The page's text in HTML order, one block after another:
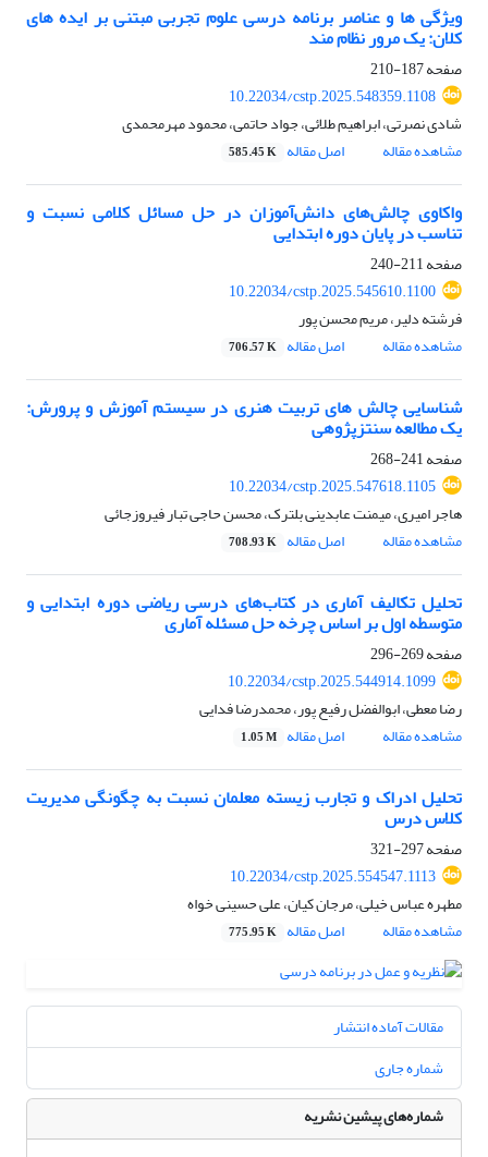
ویژگی ها و عناصر برنامه درسی علوم تجربی مبتنی بر ایده های
کلان: یک مرور نظام مند
صفحه187-210
10.22034/cstp.2025.548359.1108
شادی نصرتی، ابراهیم طلائی، جواد حاتمی، محمود مهرمحمدی
مشاهده مقاله
اصل مقاله 585.45 K
واکاوی چالش‌های دانش‌آموزان در حل مسائل کلامی نسبت و
تناسب در پایان دوره ابتدایی
صفحه211-240
10.22034/cstp.2025.545610.1100
فرشته دلیر، مریم محسن پور
مشاهده مقاله
اصل مقاله 706.57 K
شناسایی چالش های تربیت هنری در سیستم آموزش ‌و پرورش:
یک مطالعه سنتزپژوهی
صفحه241-268
10.22034/cstp.2025.547618.1105
هاجر امیری، میمنت عابدینی بلترک، محسن حاجی تبار فیروزجائی
مشاهده مقاله
اصل مقاله 708.93 K
تحلیل تکالیف آماری در کتاب‌های درسی ریاضی دوره ابتدایی و
متوسطه اول بر اساس چرخه حل مسئله آماری
صفحه269-296
10.22034/cstp.2025.544914.1099
رضا معطی، ابوالفضل رفیع پور، محمدرضا فدایی
مشاهده مقاله
اصل مقاله 1.05 M
تحلیل ادراک و تجارب زیسته معلمان نسبت به چگونگی مدیریت
کلاس درس
صفحه297-321
10.22034/cstp.2025.554547.1113
مطهره عباس خیلی، مرجان کیان، علی حسینی خواه
مشاهده مقاله
اصل مقاله 775.95 K
مقالات آماده انتشار
شماره جاری
شماره‌های پیشین نشریه